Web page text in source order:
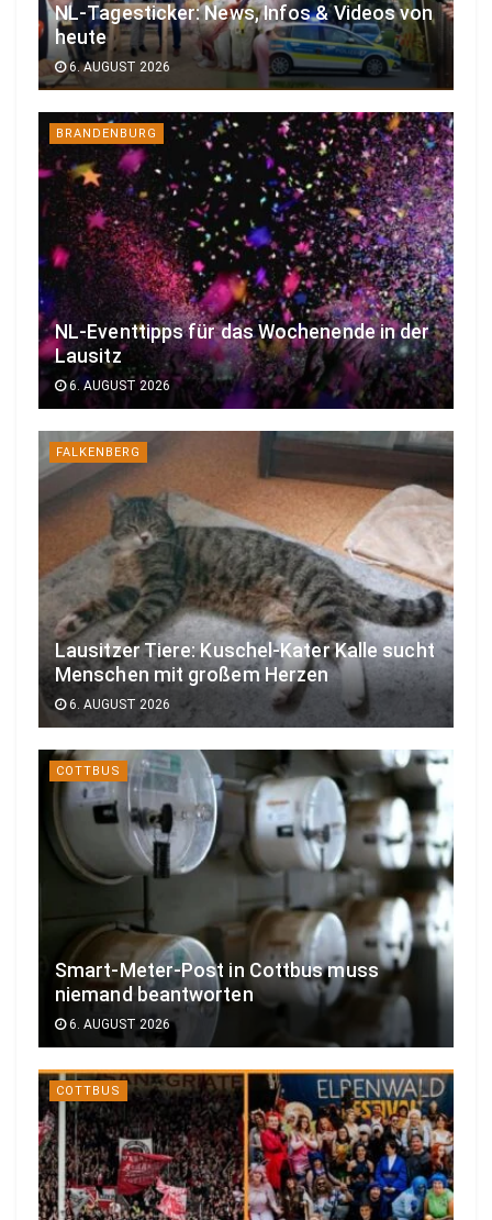
NL-Tagesticker: News, Infos & Videos von
heute
6. AUGUST 2026
BRANDENBURG
NL-Eventtipps für das Wochenende in der
Lausitz
6. AUGUST 2026
FALKENBERG
Lausitzer Tiere: Kuschel-Kater Kalle sucht
Menschen mit großem Herzen
6. AUGUST 2026
COTTBUS
Smart-Meter-Post in Cottbus muss
niemand beantworten
6. AUGUST 2026
COTTBUS